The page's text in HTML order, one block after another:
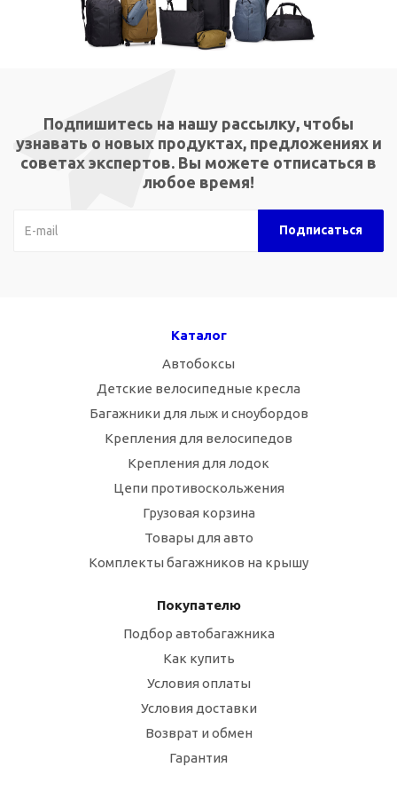
Подпишитесь на нашу рассылку, чтобы
узнавать о новых продуктах, предложениях и
советах экспертов. Вы можете отписаться в
любое время!
Каталог
Автобоксы
Детские велосипедные кресла
Багажники для лыж и сноубордов
Крепления для велосипедов
Крепления для лодок
Цепи противоскольжения
Грузовая корзина
Товары для авто
Комплекты багажников на крышу
Покупателю
Подбор автобагажника
Как купить
Условия оплаты
Условия доставки
Возврат и обмен
Гарантия